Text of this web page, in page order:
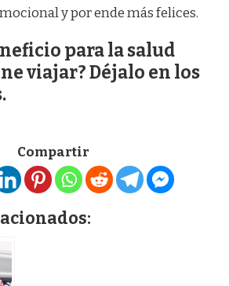
y por ende más felices.
para la salud
viajar? Déjalo en los
Compartir